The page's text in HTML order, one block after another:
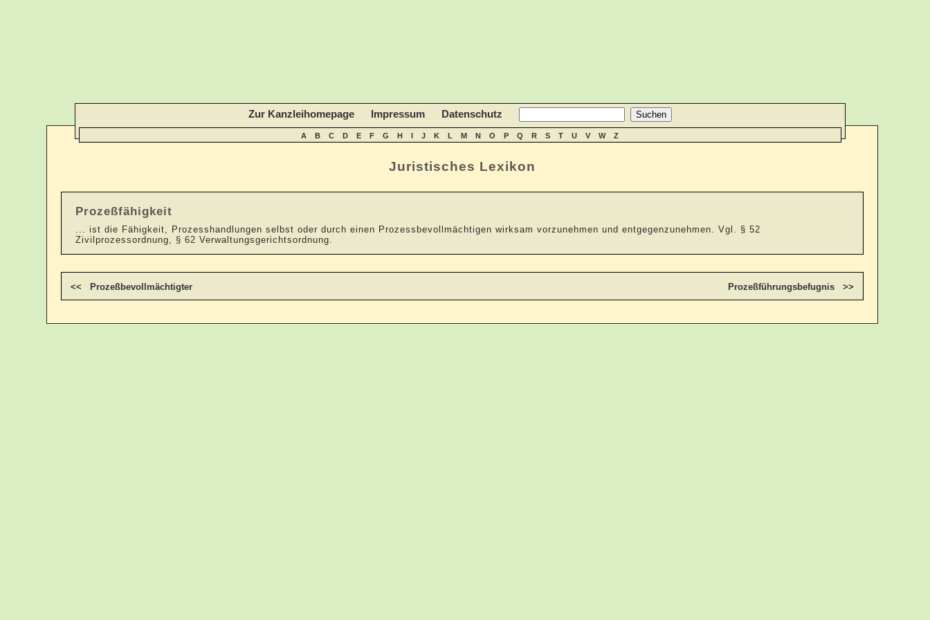
Juristisches Lexikon
Zur Kanzleihomepage Impressum Datenschutz
A B C D E F G H I J K L M N O P Q R S T U V W Z
Prozeßfähigkeit
... ist die Fähigkeit, Prozesshandlungen selbst oder durch einen Prozessbevollmächtigen wirksam vorzunehmen und entgegenzunehmen. Vgl. § 52
Zivilprozessordnung, § 62 Verwaltungsgerichtsordnung.
<< Prozeßbevollmächtigter Prozeßführungsbefugnis >>